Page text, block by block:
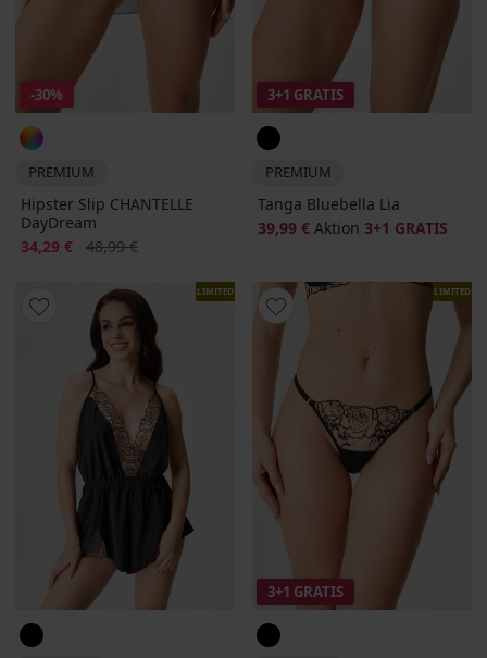
-30%
PREMIUM
Hipster Slip CHANTELLE
DayDream
Rabatt
34,29 € Alter Preis
48,99 €
3+1 GRATIS
PREMIUM
Tanga Bluebella Lia
39,99 € Aktion 3+1 GRATIS
LIMITED LIMITED
3+1 GRATIS